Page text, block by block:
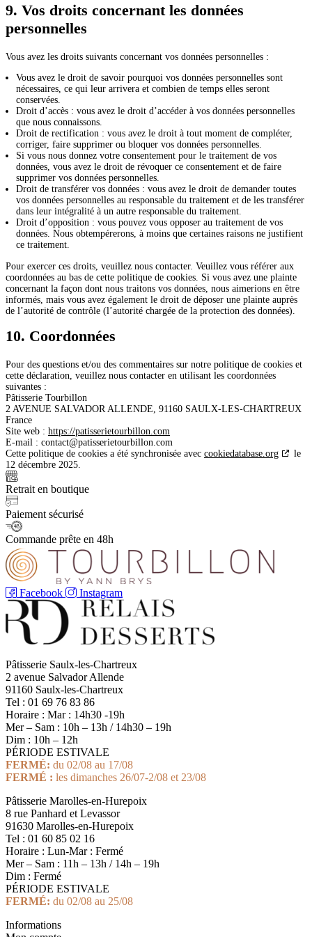
9. Vos droits concernant les données
personnelles
Vous avez les droits suivants concernant vos données personnelles :
Vous avez le droit de savoir pourquoi vos données personnelles sont
nécessaires, ce qui leur arrivera et combien de temps elles seront
conservées.
Droit d’accès : vous avez le droit d’accéder à vos données personnelles
que nous connaissons.
Droit de rectification : vous avez le droit à tout moment de compléter,
corriger, faire supprimer ou bloquer vos données personnelles.
Si vous nous donnez votre consentement pour le traitement de vos
données, vous avez le droit de révoquer ce consentement et de faire
supprimer vos données personnelles.
Droit de transférer vos données : vous avez le droit de demander toutes
vos données personnelles au responsable du traitement et de les transférer
dans leur intégralité à un autre responsable du traitement.
Droit d’opposition : vous pouvez vous opposer au traitement de vos
données. Nous obtempérerons, à moins que certaines raisons ne justifient
ce traitement.
Pour exercer ces droits, veuillez nous contacter. Veuillez vous référer aux
coordonnées au bas de cette politique de cookies. Si vous avez une plainte
concernant la façon dont nous traitons vos données, nous aimerions en être
informés, mais vous avez également le droit de déposer une plainte auprès
de l’autorité de contrôle (l’autorité chargée de la protection des données).
10. Coordonnées
Pour des questions et/ou des commentaires sur notre politique de cookies et
cette déclaration, veuillez nous contacter en utilisant les coordonnées
suivantes :
Pâtisserie Tourbillon
2 AVENUE SALVADOR ALLENDE, 91160 SAULX-LES-CHARTREUX
France
Site web : https://patisserietourbillon.com
E-mail : contact@patisserietourbillon.com
Cette politique de cookies a été synchronisée avec cookiedatabase.org
le
12 décembre 2025.
Retrait en boutique
Paiement sécurisé
Commande prête en 48h
Facebook Instagram
Pâtisserie Saulx-les-Chartreux
2 avenue Salvador Allende
91160 Saulx-les-Chartreux
Tel : 01 69 76 83 86
Horaire : Mar : 14h30 -19h
Mer – Sam : 10h – 13h / 14h30 – 19h
Dim : 10h – 12h
PÉRIODE ESTIVALE
FERMÉ: du 02/08 au 17/08
FERMÉ : les dimanches 26/07-2/08 et 23/08
Pâtisserie Marolles-en-Hurepoix
8 rue Panhard et Levassor
91630 Marolles-en-Hurepoix
Tel : 01 60 85 02 16
Horaire : Lun-Mar : Fermé
Mer – Sam : 11h – 13h / 14h – 19h
Dim : Fermé
PÉRIODE ESTIVALE
FERMÉ: du 02/08 au 25/08
Informations